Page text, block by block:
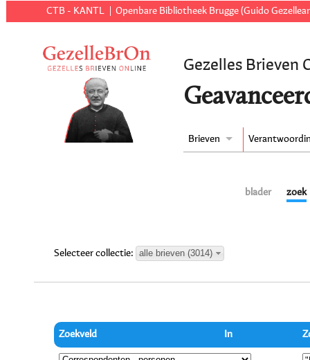
CTB - KANTL Openbare Bibliotheek Brugge (Guido
Gezelles Brieven
Brieven
blader zoek
Selecteer collectie: alle brieven (3014)
Zoekveld In